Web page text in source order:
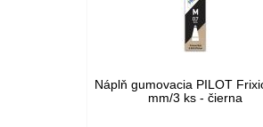
Náplň gumovacia PILOT
mm/3 ks - čierna